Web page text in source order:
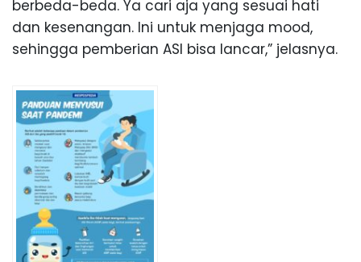
berbeda-beda. Ya cari aja yang sesuai hati
dan kesenangan. Ini untuk menjaga mood,
sehingga pemberian ASI bisa lancar,” jelasnya.